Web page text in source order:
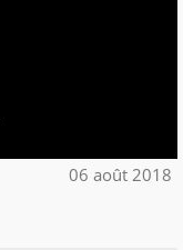
06 août 2018